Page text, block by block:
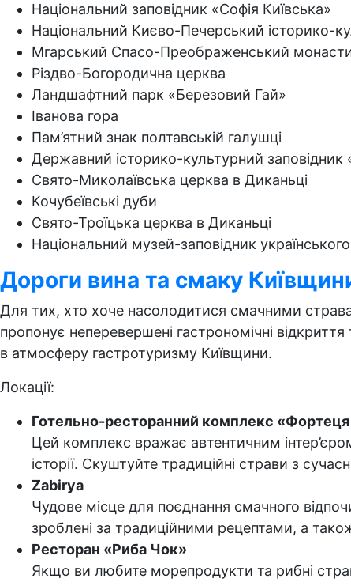
Національний заповідник «Софія Київська»
Національний Києво-Печерський історико-
Мгарський Спасо-Преображенський
Різдво-Богородична церква
Ландшафтний парк «Березовий Гай»
Іванова гора
Пам’ятний знак полтавській галушці
Державний історико-культурний заповідник
Свято-Миколаївська церква в Диканьці
Кочубеївські дуби
Свято-Троїцька церква в Диканьці
Національний музей-заповідник
Дороги вина та смаку
Для тих, хто хоче насолодитися смачними
пропонує неперевершені гастрономічні
в атмосферу гастротуризму Київщини.
Локації:
Готельно-ресторанний комплекс
Цей комплекс вражає автентичним
історії. Скуштуйте традиційні страви з
Zabirya
Чудове місце для поєднання смачного
зроблені за традиційними рецептами, а
Ресторан «Риба Чок»
Якщо ви любите морепродукти та рибні